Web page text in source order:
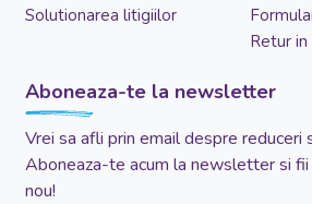
Solutionarea litigiilor
Retur
Aboneaza-te la newsletter
Vrei sa afli prin email despre reduceri
Aboneaza-te acum la newsletter si
nou!